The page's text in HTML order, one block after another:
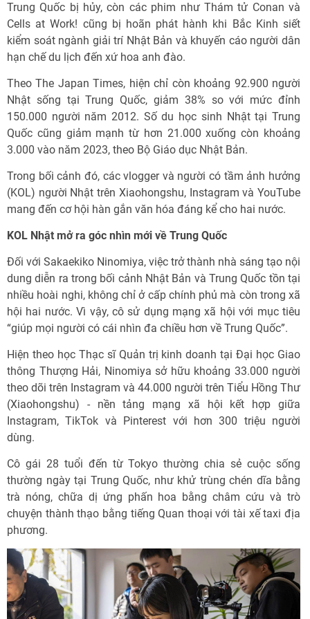
Trung Quốc bị hủy, còn các phim như Thám tử Conan và
Cells at Work! cũng bị hoãn phát hành khi Bắc Kinh siết
kiểm soát ngành giải trí Nhật Bản và khuyến cáo người dân
hạn chế du lịch đến xứ hoa anh đào.
Theo The Japan Times, hiện chỉ còn khoảng 92.900 người
Nhật sống tại Trung Quốc, giảm 38% so với mức đỉnh
150.000 người năm 2012. Số du học sinh Nhật tại Trung
Quốc cũng giảm mạnh từ hơn 21.000 xuống còn khoảng
3.000 vào năm 2023, theo Bộ Giáo dục Nhật Bản.
Trong bối cảnh đó, các vlogger và người có tầm ảnh hưởng
(KOL) người Nhật trên Xiaohongshu, Instagram và YouTube
mang đến cơ hội hàn gắn văn hóa đáng kể cho hai nước.
KOL Nhật mở ra góc nhìn mới về Trung Quốc
Đối với Sakaekiko Ninomiya, việc trở thành nhà sáng tạo nội
dung diễn ra trong bối cảnh Nhật Bản và Trung Quốc tồn tại
nhiều hoài nghi, không chỉ ở cấp chính phủ mà còn trong xã
hội hai nước. Vì vậy, cô sử dụng mạng xã hội với mục tiêu
“giúp mọi người có cái nhìn đa chiều hơn về Trung Quốc”.
Hiện theo học Thạc sĩ Quản trị kinh doanh tại Đại học Giao
thông Thượng Hải, Ninomiya sở hữu khoảng 33.000 người
theo dõi trên Instagram và 44.000 người trên Tiểu Hồng Thư
(Xiaohongshu) - nền tảng mạng xã hội kết hợp giữa
Instagram, TikTok và Pinterest với hơn 300 triệu người
dùng.
Cô gái 28 tuổi đến từ Tokyo thường chia sẻ cuộc sống
thường ngày tại Trung Quốc, như khử trùng chén dĩa bằng
trà nóng, chữa dị ứng phấn hoa bằng châm cứu và trò
chuyện thành thạo bằng tiếng Quan thoại với tài xế taxi địa
phương.